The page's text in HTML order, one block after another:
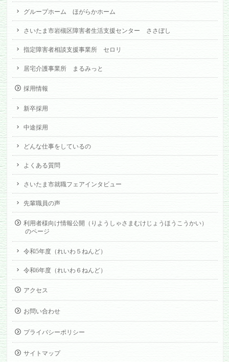
グループホーム ほがらかホーム
さいたま市岩槻区障害者生活支援センター ささぼし
指定障害者相談支援事業所 セロリ
居宅介護事業所 まるみっと
採用情報
新卒採用
中途採用
どんな仕事をしているの
よくある質問
さいたま市就職フェアインタビュー
先輩職員の声
利用者様向け情報公開（りようしゃさまむけじょうほうこうかい）
のページ
令和5年度（れいわ５ねんど）
令和6年度（れいわ６ねんど）
アクセス
お問い合わせ
プライバシーポリシー
サイトマップ